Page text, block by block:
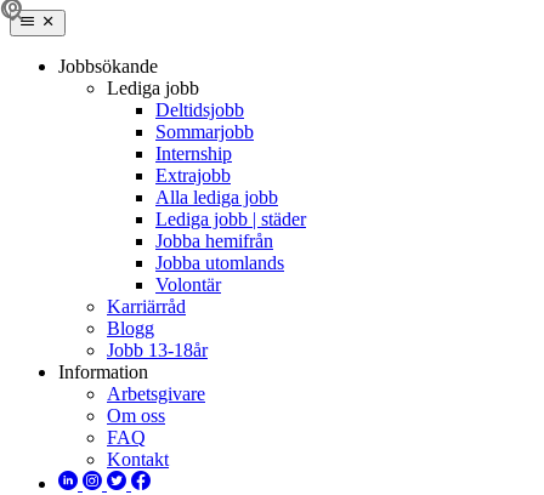
Jobbsökande
Lediga jobb
Deltidsjobb
Sommarjobb
Internship
Extrajobb
Alla lediga jobb
Lediga jobb | städer
Jobba hemifrån
Jobba utomlands
Volontär
Karriärråd
Blogg
Jobb 13-18år
Information
Arbetsgivare
Om oss
FAQ
Kontakt